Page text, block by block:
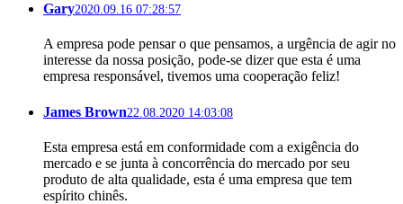
Gary2020.09.16 07:28:57
A empresa pode pensar o que pensamos, a urgência de agir no
interesse da nossa posição, pode-se dizer que esta é uma
empresa responsável, tivemos uma cooperação feliz!
James Brown22.08.2020 14:03:08
Esta empresa está em conformidade com a exigência do
mercado e se junta à concorrência do mercado por seu
produto de alta qualidade, esta é uma empresa que tem
espírito chinês.